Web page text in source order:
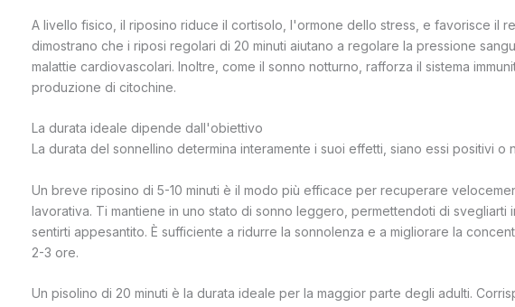
A livello fisico, il riposino riduce il cortisolo, l'ormone dello stress, e favorisce il
dimostrano che i riposi regolari di 20 minuti aiutano a regolare la pressione
malattie cardiovascolari. Inoltre, come il sonno notturno, rafforza il sistema
produzione di citochine.
La durata ideale dipende dall'obiettivo
La durata del sonnellino determina interamente i suoi effetti, siano essi positivi o
Un breve riposino di 5-10 minuti è il modo più efficace per recuperare
lavorativa. Ti mantiene in uno stato di sonno leggero, permettendoti di svegliarti
sentirti appesantito. È sufficiente a ridurre la sonnolenza e a migliorare la
2-3 ore.
Un pisolino di 20 minuti è la durata ideale per la maggior parte degli adulti.